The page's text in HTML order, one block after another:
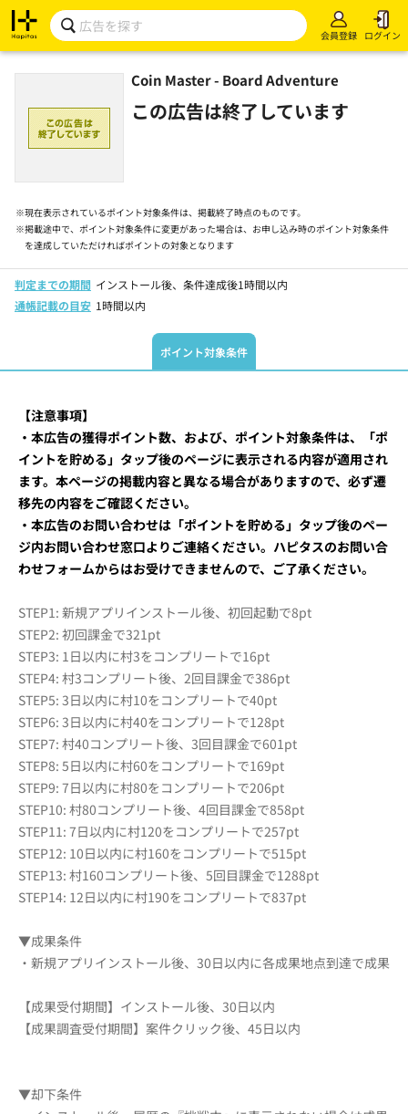
会員登録 ログイン
Coin Master - Board Adventure
この広告は終了しています
※現在表示されているポイント対象条件は、掲載終了時点のものです。
※掲載途中で、ポイント対象条件に変更があった場合は、お申し込み時のポイント対象条件
を達成していただければポイントの対象となります
判定までの期間 インストール後、条件達成後1時間以内
通帳記載の目安 1時間以内
ポイント対象条件
【注意事項】
・本広告の獲得ポイント数、および、ポイント対象条件は、「ポ
イントを貯める」タップ後のページに表示される内容が適用され
ます。本ページの掲載内容と異なる場合がありますので、必ず遷
移先の内容をご確認ください。
・本広告のお問い合わせは「ポイントを貯める」タップ後のペー
ジ内お問い合わせ窓口よりご連絡ください。ハピタスのお問い合
わせフォームからはお受けできませんので、ご了承ください。
STEP1: 新規アプリインストール後、初回起動で8pt
STEP2: 初回課金で321pt
STEP3: 1日以内に村3をコンプリートで16pt
STEP4: 村3コンプリート後、2回目課金で386pt
STEP5: 3日以内に村10をコンプリートで40pt
STEP6: 3日以内に村40をコンプリートで128pt
STEP7: 村40コンプリート後、3回目課金で601pt
STEP8: 5日以内に村60をコンプリートで169pt
STEP9: 7日以内に村80をコンプリートで206pt
STEP10: 村80コンプリート後、4回目課金で858pt
STEP11: 7日以内に村120をコンプリートで257pt
STEP12: 10日以内に村160をコンプリートで515pt
STEP13: 村160コンプリート後、5回目課金で1288pt
STEP14: 12日以内に村190をコンプリートで837pt
▼成果条件
・新規アプリインストール後、30日以内に各成果地点到達で成果
【成果受付期間】インストール後、30日以内
【成果調査受付期間】案件クリック後、45日以内
▼却下条件